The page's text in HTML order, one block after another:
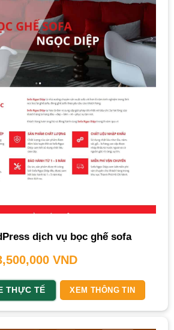
dịch vụ bọc ghế sofa
VND
THỰC TẾ XEM THÔNG TIN